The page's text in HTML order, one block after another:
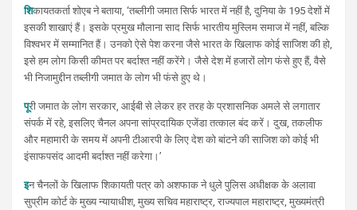
शिकायतकर्ता शोएब ने बताया, ‘​​तब्लीगी जमात सिर्फ भारत में नहीं है, दुनिया के 195 देशों में
इसकी शाखाएं हैं। इसके प्रमुख मौलाना साद सिर्फ भारतीय मुस्लिम समाज में नहीं, बल्कि
विश्वभर में सम्मानित हैं। उनको ऐसे पेश करना जैसे भारत के खिलाफ कोई साजिश की हो,
इसे हम लोग किसी कीमत पर बर्दाश्त नहीं करेंगे। जैसे देश में हजारों लोग फंसे हुए हैं, वैसे
भी निजामुद्दीन तब्लीगी जमात के लोग भी फंसे हुए थे।
पूरी जमात के लोग सरकार, आईबी से लेकर हर तरह के प्रशासनिक अमले से लगातार
संपर्क में रहे, इसलिए चैनल अपना सांप्रदायिक एजेंडा तत्काल बंद करें। दुख, तकलीफ
और महामारी के समय में अपनी टीआरपी के लिए देश को बांटने की साजिश को कोई भी
इंसाफपसंद आदमी बर्दाश्त नहीं करेगा।’
इन चैनलों के खिलाफ शिकायती पत्र को अशफाक ने धुले पुलिस अधीक्षक के अलावा
सुप्रीम कोर्ट के मुख्य न्यायाधीश, मुख्य सचिव महाराष्ट्र, राज्यपाल महाराष्ट्र, मुख्यमंत्री